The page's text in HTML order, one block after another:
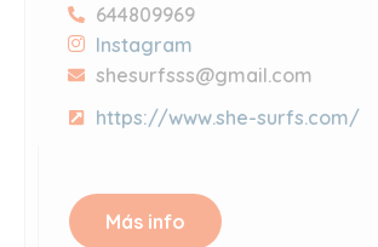
644809969
Instagram
shesurfsss@gmail.com
https://www.she-surfs.com/
Más info